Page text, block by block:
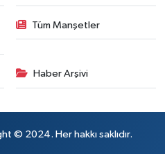
Tüm Manşetler
Haber Arşivi
© 2024. Her hakkı saklıdır.